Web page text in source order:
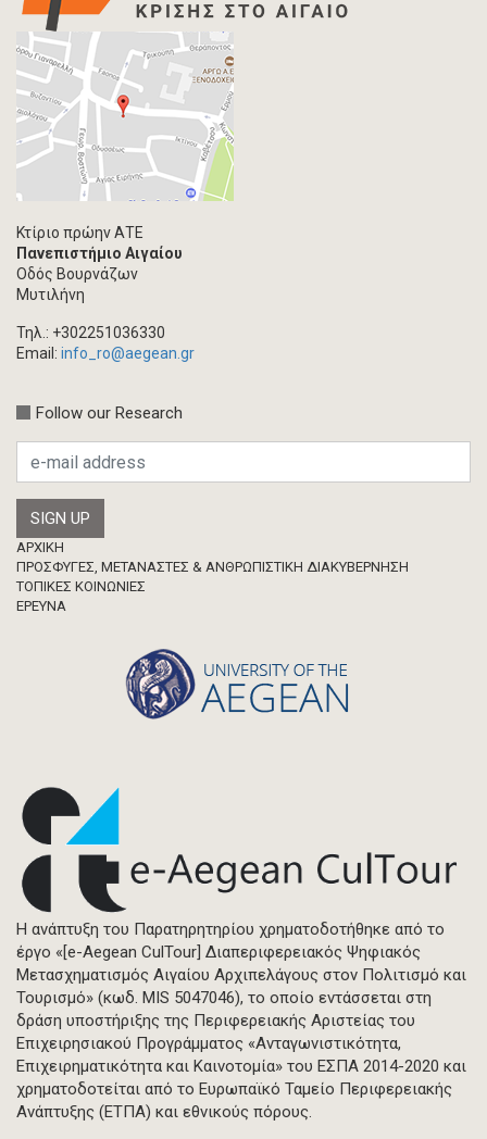
Κτίριο πρώην ΑΤΕ
Πανεπιστήμιο Αιγαίου
Οδός Βουρνάζων
Μυτιλήνη
Τηλ.: +302251036330
Email: info_ro@aegean.gr
Follow our Research
Footer
ΑΡΧΙΚΗ
ΠΡΟΣΦΥΓΕΣ, ΜΕΤΑΝΑΣΤΕΣ & ΑΝΘΡΩΠΙΣΤΙΚΗ ΔΙΑΚΥΒΕΡΝΗΣΗ
ΤΟΠΙΚΕΣ ΚΟΙΝΩΝΙΕΣ
ΈΡΕΥΝΑ
Η ανάπτυξη του Παρατηρητηρίου χρηματοδοτήθηκε από το
έργο «[e-Aegean CulTour] Διαπεριφερειακός Ψηφιακός
Μετασχηματισμός Αιγαίου Αρχιπελάγους στον Πολιτισμό και
Τουρισμό» (κωδ. MIS 5047046), το οποίο εντάσσεται στη
δράση υποστήριξης της Περιφερειακής Αριστείας του
Επιχειρησιακού Προγράμματος «Ανταγωνιστικότητα,
Επιχειρηματικότητα και Καινοτομία» του ΕΣΠΑ 2014-2020 και
χρηματοδοτείται από το Ευρωπαϊκό Ταμείο Περιφερειακής
Ανάπτυξης (ΕΤΠΑ) και εθνικούς πόρους.